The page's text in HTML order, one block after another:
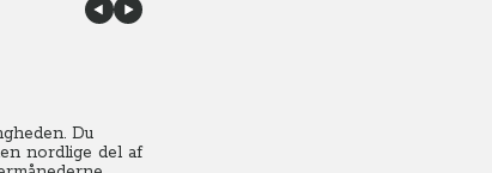
Du
nordlige del af